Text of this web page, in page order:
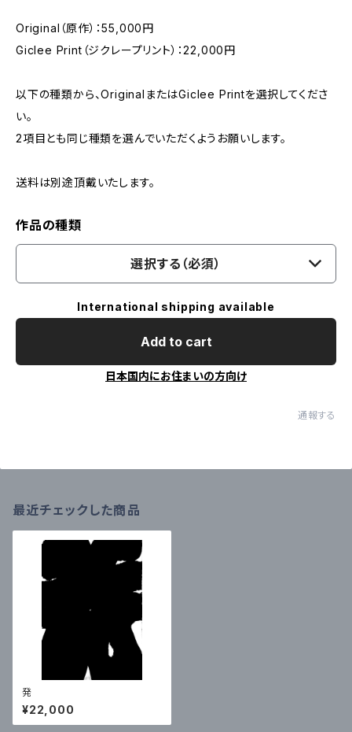
Original（原作）：55,000円
Giclee Print（ジクレープリント）：22,000円
以下の種類から、OriginalまたはGiclee Printを選択してくださ
い。
2項目とも同じ種類を選んでいただくようお願いします。
送料は別途頂戴いたします。
作品の種類
選択する（必須）
International shipping available
Add to cart
日本国内にお住まいの方向け
通報する
最近チェックした商品
発
¥22,000